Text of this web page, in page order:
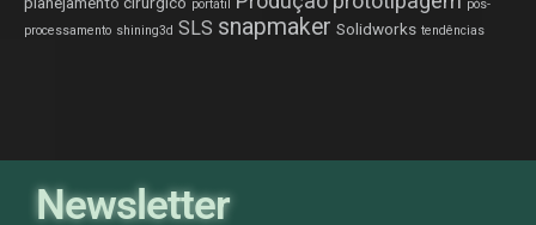
portátil
pós-
processamento shining3d SLS snapmaker Solidworks tendências
Newsletter